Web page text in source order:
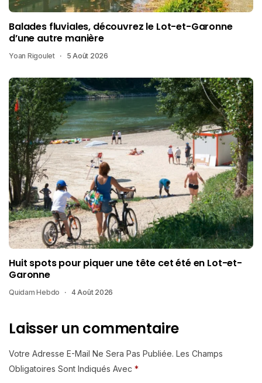
Balades fluviales, découvrez le Lot-et-Garonne
d’une autre manière
Yoan Rigoulet 5 Août 2026
Huit spots pour piquer une tête cet été en Lot-et-
Garonne
Quidam Hebdo 4 Août 2026
Laisser un commentaire
Votre Adresse E-Mail Ne Sera Pas Publiée. Les Champs
Obligatoires Sont Indiqués Avec *